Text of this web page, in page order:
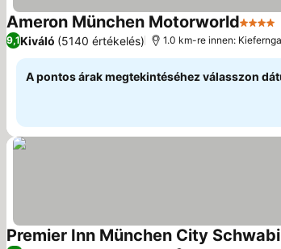
Ameron München Motorworld4
9,1Kiváló (5140 értékelés) 1.0 km-re innen:
A pontos árak megtekintéséhez válasszon
Premier Inn München City